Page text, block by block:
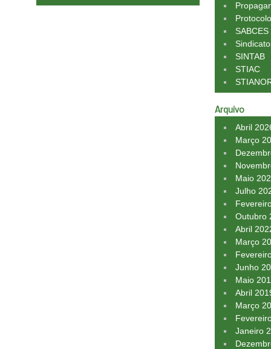
SABCES
SINTAB
STIAC
Arquivo
Abril
Março
Maio
Julho
Outubro
Abril
Março
Junho
Maio
Abril
Março
Janeiro